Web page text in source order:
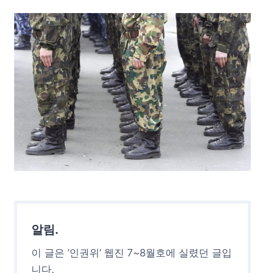
알림.
이 글은 ‘인권위’ 웹진 7~8월호에 실렸던 글입
니다.